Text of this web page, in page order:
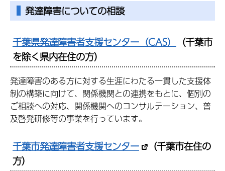
発達障害についての相談
千葉県発達障害者支援センター（CAS）
（千葉市
を除く県内在住の方）
発達障害のある方に対する生涯にわたる一貫した支援体
制の構築に向けて、関係機関との連携をもとに、個別の
ご相談への対応、関係機関へのコンサルテーション、普
及啓発研修等の事業を行っています。
千葉市発達障害者支援センター
（千葉市在住の
方）